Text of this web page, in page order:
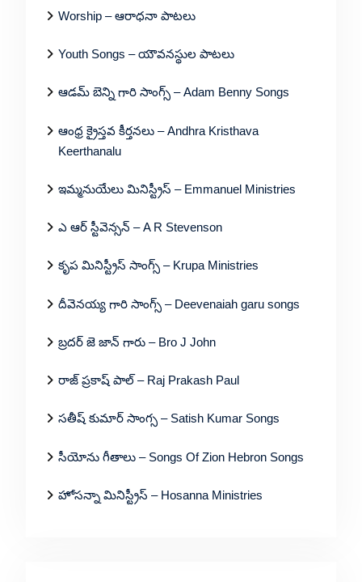
Worship – ఆరాధనా పాటలు
Youth Songs – యౌవనస్థుల పాటలు
ఆడమ్ బెన్ని గారి సాంగ్స్ – Adam Benny Songs
ఆంధ్ర క్రైస్తవ కీర్తనలు – Andhra Kristhava
Keerthanalu
ఇమ్మనుయేలు మినిస్ట్రీస్ – Emmanuel Ministries
ఎ ఆర్ స్టీవెన్సన్ – A R Stevenson
కృప మినిస్ట్రీస్ సాంగ్స్ – Krupa Ministries
దీవెనయ్య గారి సాంగ్స్ – Deevenaiah garu songs
బ్రదర్ జె జాన్ గారు – Bro J John
రాజ్ ప్రకాష్ పాల్ – Raj Prakash Paul
సతీష్ కుమార్ సాంగ్స – Satish Kumar Songs
సీయోను గీతాలు – Songs Of Zion Hebron Songs
హోసన్నా మినిస్ట్రీస్ – Hosanna Ministries